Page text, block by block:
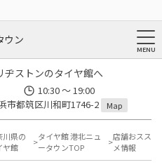
ウン
ヂストンのタイヤ館へ
10:30 ～ 19:00
市都筑区川和町1746-2
Map
川県の
ヤ館
タイヤ館 港北ニュ
ータウンTOP
店舗おスス
メ情報